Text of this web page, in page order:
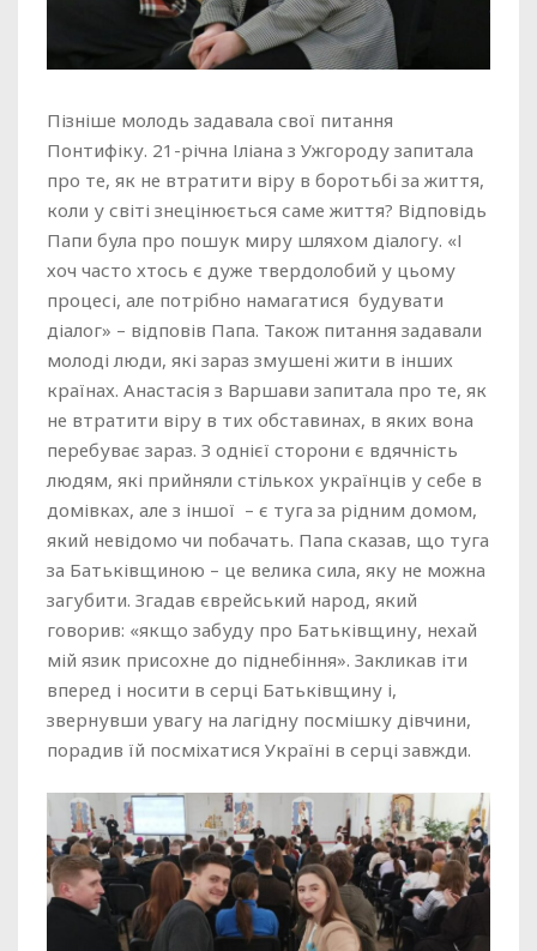
Пізніше молодь задавала свої питання
Понтифіку. 21-річна Іліана з Ужгороду запитала
про те, як не втратити віру в боротьбі за життя,
коли у світі знецінюється саме життя? Відповідь
Папи була про пошук миру шляхом діалогу. «І
хоч часто хтось є дуже твердолобий у цьому
процесі, але потрібно намагатися будувати
діалог» – відповів Папа. Також питання задавали
молоді люди, які зараз змушені жити в інших
країнах. Анастасія з Варшави запитала про те, як
не втратити віру в тих обставинах, в яких вона
перебуває зараз. З однієї сторони є вдячність
людям, які прийняли стількох українців у себе в
домівках, але з іншої – є туга за рідним домом,
який невідомо чи побачать. Папа сказав, що туга
за Батьківщиною – це велика сила, яку не можна
загубити. Згадав єврейський народ, який
говорив: «якщо забуду про Батьківщину, нехай
мій язик присохне до піднебіння». Закликав іти
вперед і носити в серці Батьківщину і,
звернувши увагу на лагідну посмішку дівчини,
порадив їй посміхатися Україні в серці завжди.